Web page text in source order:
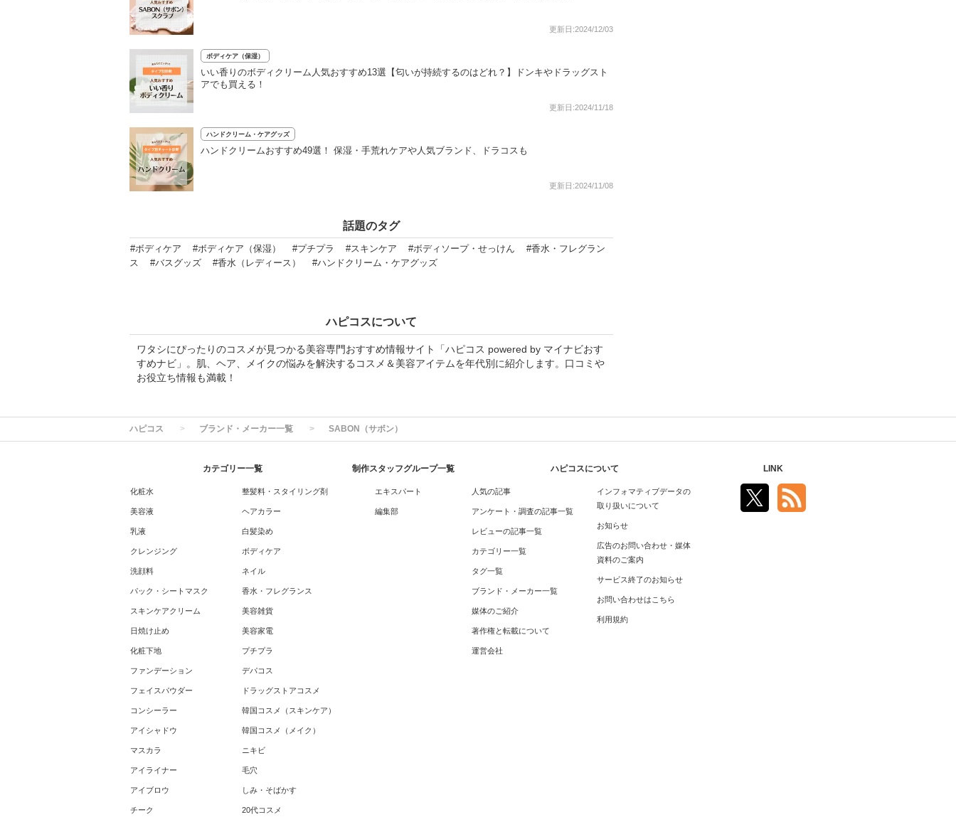
更新日:2024/12/03
ボディケア（保湿）
いい香りのボディクリーム人気おすすめ13選【匂いが持続するのはどれ？】ドンキやドラッグスト
アでも買える！
更新日:2024/11/18
ハンドクリーム・ケアグッズ
ハンドクリームおすすめ49選！ 保湿・手荒れケアや人気ブランド、ドラコスも
更新日:2024/11/08
話題のタグ
#ボディケア #ボディケア（保湿） #プチプラ #スキンケア #ボディソープ・せっけん
#香水・フレグラン
ス
#バスグッズ #香水（レディース） #ハンドクリーム・ケアグッズ
ハピコスについて
ワタシにぴったりのコスメが見つかる美容専門おすすめ情報サイト「ハピコス powered by マイナビおす
すめナビ」。肌、ヘア、メイクの悩みを解決するコスメ＆美容アイテムを年代別に紹介します。口コミや
お役立ち情報も満載！
ハピコス ブランド・メーカー一覧 SABON（サボン）
カテゴリー一覧
化粧水
美容液
乳液
クレンジング
洗顔料
パック・シートマスク
スキンケアクリーム
日焼け止め
化粧下地
ファンデーション
フェイスパウダー
コンシーラー
アイシャドウ
マスカラ
アイライナー
アイブロウ
チーク
整髪料・スタイリング剤
ヘアカラー
白髪染め
ボディケア
ネイル
香水・フレグランス
美容雑貨
美容家電
プチプラ
デパコス
ドラッグストアコスメ
韓国コスメ（スキンケア）
韓国コスメ（メイク）
ニキビ
毛穴
しみ・そばかす
20代コスメ
制作スタッフグループ一覧
エキスパート
編集部
ハピコスについて
人気の記事
アンケート・調査の記事一覧
レビューの記事一覧
カテゴリー一覧
タグ一覧
ブランド・メーカー一覧
媒体のご紹介
著作権と転載について
運営会社
インフォマティブデータの
取り扱いについて
お知らせ
広告のお問い合わせ・媒体
資料のご案内
サービス終了のお知らせ
お問い合わせはこちら
利用規約
LINK